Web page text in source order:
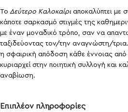
Το Δεύτερο Καλοκαίρι αποκαλύπτει με
κάποτε σαρκασμό στιγμές της
με έναν μοναδικό τρόπο, σαν να
ταξιδεύοντας τον/την αναγνώστη/
η σφαιρική απόδοση κάθε έννοιας
κυριαρχεί στην ποιητική συλλογή και
αναβίωση.
Επιπλέον πληροφορίες